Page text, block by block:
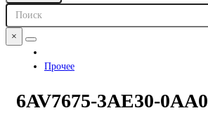
×
Прочее
6AV7675-3AE30-0AA0